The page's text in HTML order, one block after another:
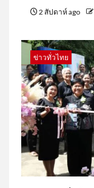
2 สัปดาห์ ago
ข่าวทั่วไทย